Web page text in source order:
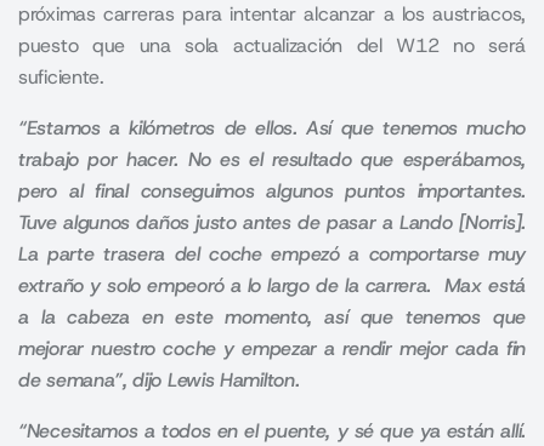
próximas carreras para intentar alcanzar a los austriacos,
puesto que una sola actualización del W12 no será
suficiente.
“Estamos a kilómetros de ellos. Así que tenemos mucho
trabajo por hacer. No es el resultado que esperábamos,
pero al final conseguimos algunos puntos importantes.
Tuve algunos daños justo antes de pasar a Lando [Norris].
La parte trasera del coche empezó a comportarse muy
extraño y solo empeoró a lo largo de la carrera. Max está
a la cabeza en este momento, así que tenemos que
mejorar nuestro coche y empezar a rendir mejor cada fin
de semana”, dijo Lewis Hamilton.
“Necesitamos a todos en el puente, y sé que ya están allí.